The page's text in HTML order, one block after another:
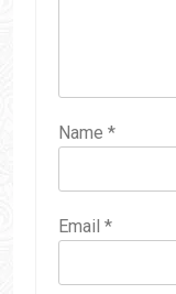
Name *
Email *